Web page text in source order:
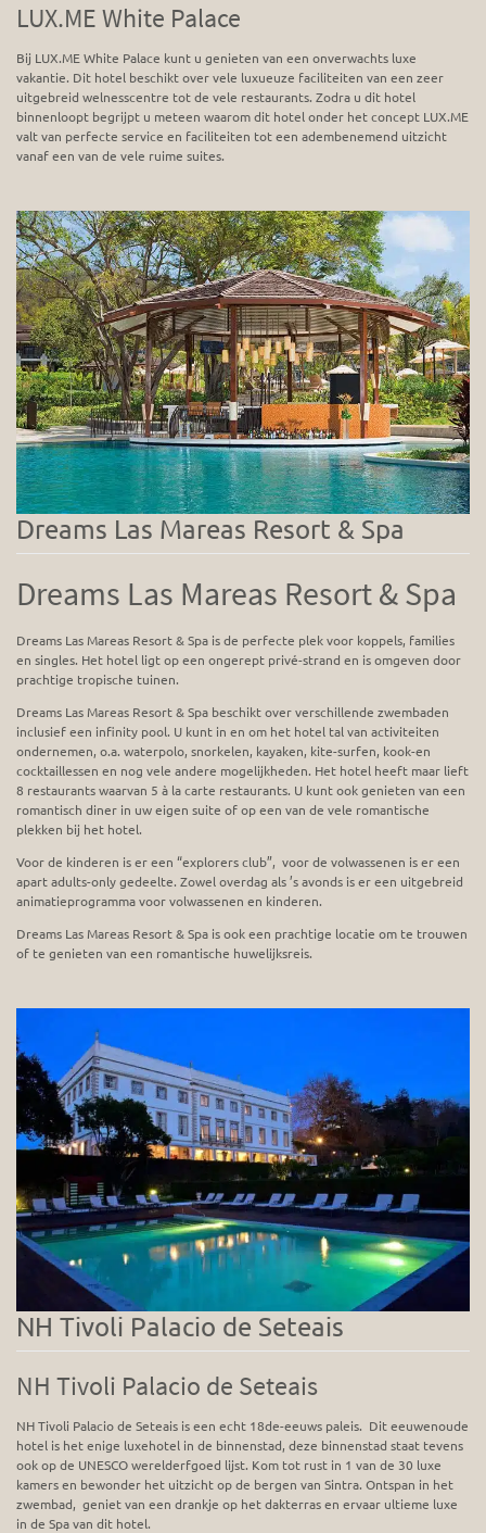
LUX.ME White Palace
Bij LUX.ME White Palace kunt u genieten van een onverwachts luxe
vakantie. Dit hotel beschikt over vele luxueuze faciliteiten van een zeer
uitgebreid welnesscentre tot de vele restaurants. Zodra u dit hotel
binnenloopt begrijpt u meteen waarom dit hotel onder het concept LUX.ME
valt van perfecte service en faciliteiten tot een adembenemend uitzicht
vanaf een van de vele ruime suites.
Dreams Las Mareas Resort & Spa
Dreams Las Mareas Resort & Spa
Dreams Las Mareas Resort & Spa is de perfecte plek voor koppels, families
en singles. Het hotel ligt op een ongerept privé-strand en is omgeven door
prachtige tropische tuinen.
Dreams Las Mareas Resort & Spa beschikt over verschillende zwembaden
inclusief een infinity pool. U kunt in en om het hotel tal van activiteiten
ondernemen, o.a. waterpolo, snorkelen, kayaken, kite-surfen, kook-en
cocktaillessen en nog vele andere mogelijkheden. Het hotel heeft maar lieft
8 restaurants waarvan 5 à la carte restaurants. U kunt ook genieten van een
romantisch diner in uw eigen suite of op een van de vele romantische
plekken bij het hotel.
Voor de kinderen is er een “explorers club”, voor de volwassenen is er een
apart adults-only gedeelte. Zowel overdag als ’s avonds is er een uitgebreid
animatieprogramma voor volwassenen en kinderen.
Dreams Las Mareas Resort & Spa is ook een prachtige locatie om te trouwen
of te genieten van een romantische huwelijksreis.
NH Tivoli Palacio de Seteais
NH Tivoli Palacio de Seteais
NH Tivoli Palacio de Seteais is een echt 18de-eeuws paleis. Dit eeuwenoude
hotel is het enige luxehotel in de binnenstad, deze binnenstad staat tevens
ook op de UNESCO werelderfgoed lijst. Kom tot rust in 1 van de 30 luxe
kamers en bewonder het uitzicht op de bergen van Sintra. Ontspan in het
zwembad, geniet van een drankje op het dakterras en ervaar ultieme luxe
in de Spa van dit hotel.